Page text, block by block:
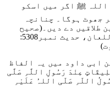
اللہ ﷺ اگر میں اسکو
جھوٹ ہوگا۔ چنانچہ
طلاقیں دے دیں۔(صحیح
بخاری، کتاب الطلاق، باب اللعان، حدیث نمبر5308:
ابی داود میں یہ الفاظ
عِنْدَ رَسُولِ اللَّہِ صَلَّی
اللّہِ صَلّی اللہُ عَلَیْہِ